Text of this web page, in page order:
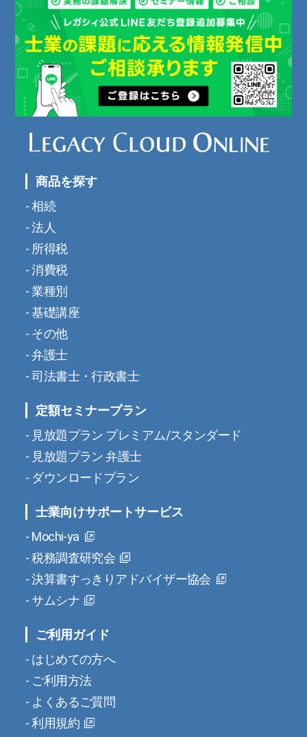
商品を探す
相続
法人
所得税
消費税
業種別
基礎講座
その他
弁護士
司法書士・行政書士
定額セミナープラン
見放題プラン プレミアム/スタンダード
見放題プラン 弁護士
ダウンロードプラン
士業向けサポートサービス
Mochi-ya
税務調査研究会
決算書すっきりアドバイザー協会
サムシナ
ご利用ガイド
はじめての方へ
ご利用方法
よくあるご質問
利用規約